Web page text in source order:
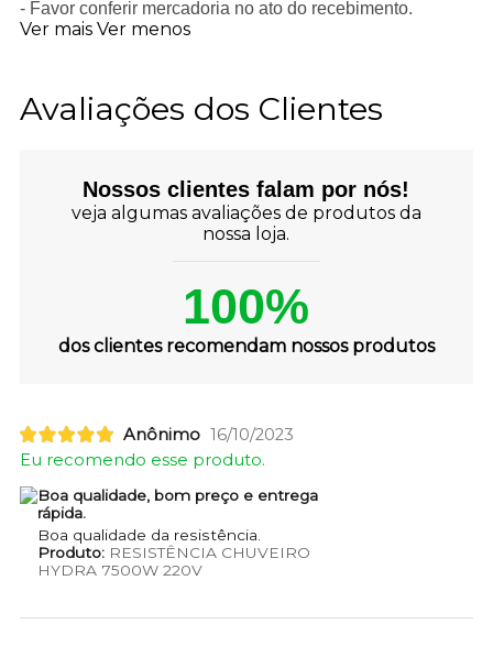
- Favor conferir mercadoria no ato do recebimento.
Ver mais Ver menos
Avaliações dos Clientes
Nossos clientes falam por nós!
veja algumas avaliações de produtos da
nossa loja.
100%
dos clientes recomendam nossos produtos
Anônimo 16/10/2023
Eu recomendo esse produto.
Boa qualidade, bom preço e entrega
rápida.
Boa qualidade da resistência.
Produto:RESISTÊNCIA CHUVEIRO
HYDRA 7500W 220V